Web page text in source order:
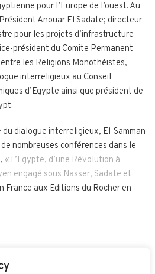
pour l’Europe de l’ouest. Au
Anouar El Sadate; directeur
pour les projets d’infrastructure
président du Comite Permanent
les Religions Monothéistes,
interreligieux au Conseil
d’Egypte ainsi que président de
dialogue interreligieux, El-Samman
nombreuses conférences dans le
« L’Egypte, d’une Révolution à
engagé sous Nasser, Sadate et
France aux Editions du Rocher en